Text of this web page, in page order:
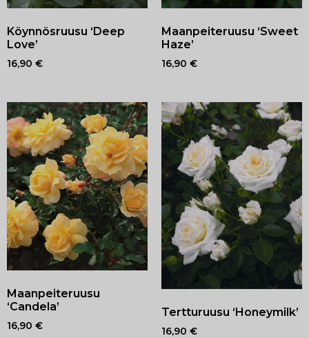
Köynnösruusu ‘Deep
Love’
16,90 €
Maanpeiteruusu ‘Sweet
Haze’
16,90 €
Maanpeiteruusu
‘Candela’
16,90 €
Tertturuusu ‘Honeymilk’
16,90 €